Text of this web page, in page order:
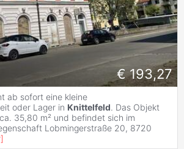
€ 193,27
ab sofort eine kleine
oder Lager in Knittelfeld. Das Objekt
35,80 m² und befindet sich im
Lobmingerstraße 20, 8720
]